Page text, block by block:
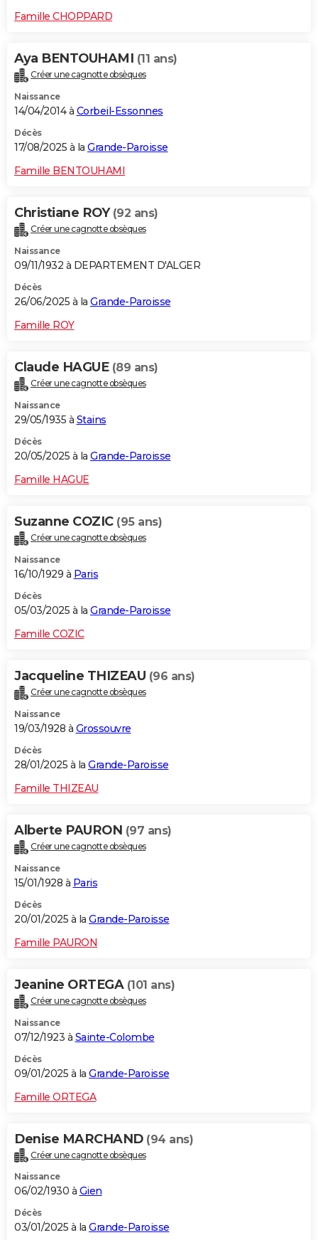
Famille CHOPPARD
Aya BENTOUHAMI (11 ans)
Créer une cagnotte obsèques
Naissance
14/04/2014 à Corbeil-Essonnes
Décès
17/08/2025 à la Grande-Paroisse
Famille BENTOUHAMI
Christiane ROY (92 ans)
Créer une cagnotte obsèques
Naissance
09/11/1932 à DEPARTEMENT D'ALGER
Décès
26/06/2025 à la Grande-Paroisse
Famille ROY
Claude HAGUE (89 ans)
Créer une cagnotte obsèques
Naissance
29/05/1935 à Stains
Décès
20/05/2025 à la Grande-Paroisse
Famille HAGUE
Suzanne COZIC (95 ans)
Créer une cagnotte obsèques
Naissance
16/10/1929 à Paris
Décès
05/03/2025 à la Grande-Paroisse
Famille COZIC
Jacqueline THIZEAU (96 ans)
Créer une cagnotte obsèques
Naissance
19/03/1928 à Grossouvre
Décès
28/01/2025 à la Grande-Paroisse
Famille THIZEAU
Alberte PAURON (97 ans)
Créer une cagnotte obsèques
Naissance
15/01/1928 à Paris
Décès
20/01/2025 à la Grande-Paroisse
Famille PAURON
Jeanine ORTEGA (101 ans)
Créer une cagnotte obsèques
Naissance
07/12/1923 à Sainte-Colombe
Décès
09/01/2025 à la Grande-Paroisse
Famille ORTEGA
Denise MARCHAND (94 ans)
Créer une cagnotte obsèques
Naissance
06/02/1930 à Gien
Décès
03/01/2025 à la Grande-Paroisse